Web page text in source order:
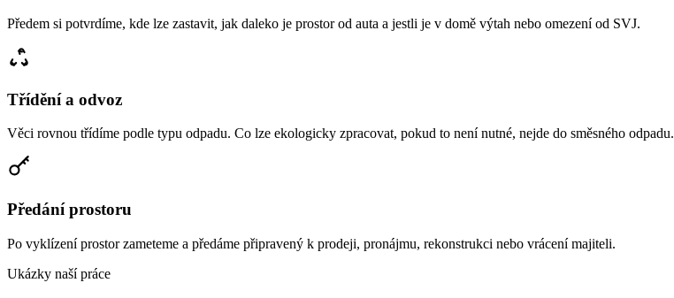
Předem si potvrdíme, kde lze zastavit, jak daleko je prostor od auta a jestli je v domě výtah nebo omezení od SVJ.
Třídění a odvoz
Věci rovnou třídíme podle typu odpadu. Co lze ekologicky zpracovat, pokud to není nutné, nejde do směsného odpadu.
Předání prostoru
Po vyklízení prostor zameteme a předáme připravený k prodeji, pronájmu, rekonstrukci nebo vrácení majiteli.
Ukázky naší práce